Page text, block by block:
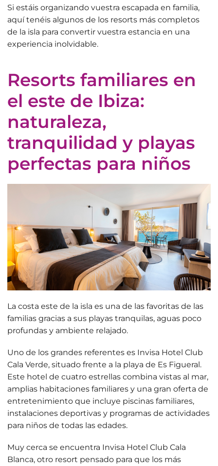
Si estáis organizando vuestra escapada en familia,
aquí tenéis algunos de los resorts más completos
de la isla para convertir vuestra estancia en una
experiencia inolvidable.
Resorts familiares en
el este de Ibiza:
naturaleza,
tranquilidad y playas
perfectas para niños
La costa este de la isla es una de las favoritas de las
familias gracias a sus playas tranquilas, aguas poco
profundas y ambiente relajado.
Uno de los grandes referentes es Invisa Hotel Club
Cala Verde, situado frente a la playa de Es Figueral.
Este hotel de cuatro estrellas combina vistas al mar,
amplias habitaciones familiares y una gran oferta de
entretenimiento que incluye piscinas familiares,
instalaciones deportivas y programas de actividades
para niños de todas las edades.
Muy cerca se encuentra Invisa Hotel Club Cala
Blanca, otro resort pensado para que los más